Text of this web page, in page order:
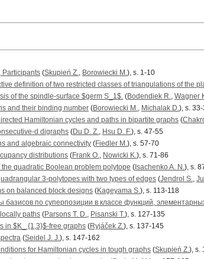
Participants (Skupień Z., Borowiecki M.), s. 1-10
definition of two restricted classes of triangulations of the
of the spindle-surface $germ S_1$. (Bodendiek R., Wagner
and their binding number (Borowiecki M., Michalak D.), s.
Hamiltonian cycles and paths in bipartite graphs (
d digraphs (Du D. Z., Hsu D. F.), s. 47-55
and algebraic connectivity (Fiedler M.), s. 57-70
distributions (Frank O., Nowicki K.), s. 71-86
the quadratic Boolean problem polytope ( Isachenko A. N.), s.
3-polytopes with two types of edges (Jendrol S.,
on balanced block designs (Kageyama S.), s. 113-118
базисов по суперпозиции в классе функций,
paths (Parsons T. D., Pisanski T.), s. 127-135
in $K_ {1,3}$-free graphs (Ryjáček Z.), s. 137-145
(Seidel J. J.), s. 147-162
for Hamiltonian cycles in tough graphs (Skupień Z.), s.